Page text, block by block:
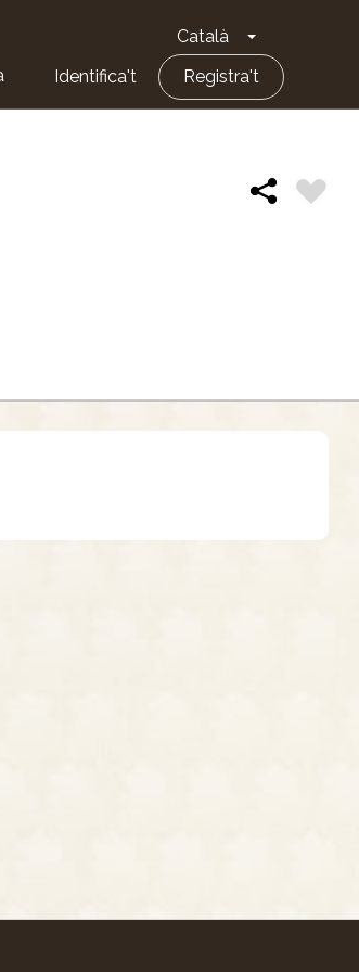
Català Toggle
Identifica't Registra't